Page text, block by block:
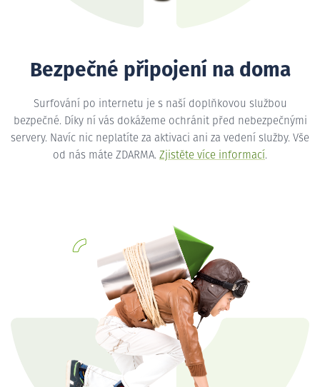
Bezpečné připojení na doma
Surfování po internetu je s naší doplňkovou službou
bezpečné. Díky ní vás dokážeme ochránit před nebezpečnými
servery. Navíc nic neplatíte za aktivaci ani za vedení služby. Vše
od nás máte ZDARMA. Zjistěte více informací.